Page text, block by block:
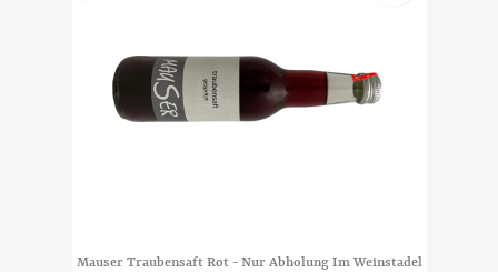
Mauser Traubensaft Rot - Nur Abholung Im Weinstadel